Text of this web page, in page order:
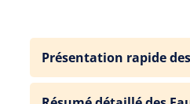
Présentation rapide